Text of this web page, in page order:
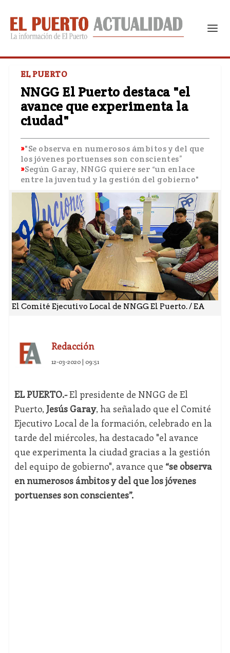
EL PUERTO
NNGG El Puerto destaca "el
avance que experimenta la
ciudad"
"Se observa en numerosos ámbitos y del que
los jóvenes portuenses son conscientes”
Según Garay, NNGG quiere ser “un enlace
entre la juventud y la gestión del gobierno"
El Comité Ejecutivo Local de NNGG El Puerto. / EA
Redacción
12-03-2020 | 09:51
EL PUERTO.-El presidente de NNGG de El
Puerto, Jesús Garay, ha señalado que el Comité
Ejecutivo Local de la formación, celebrado en la
tarde del miércoles, ha destacado "el avance
que experimenta la ciudad gracias a la gestión
del equipo de gobierno", avance que “se observa
en numerosos ámbitos y del que los jóvenes
portuenses son conscientes”.